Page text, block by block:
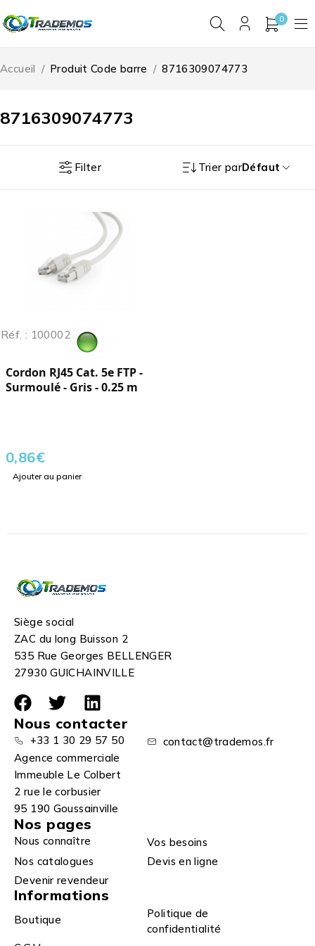
0
8716309074773
Accueil / Produit Code barre / 8716309074773
Filter Trier parDéfaut
Réf. : 100002
Cordon RJ45 Cat. 5e FTP -
Surmoulé - Gris - 0.25 m
0,86€
Ajouter au panier
Siège social
ZAC du long Buisson 2
535 Rue Georges BELLENGER
27930 GUICHAINVILLE
Nous contacter
+33 1 30 29 57 50
contact@trademos.fr
Agence commerciale
Immeuble Le Colbert
2 rue le corbusier
95 190 Goussainville
Nos pages
Nous connaître
Vos besoins
Nos catalogues
Devis en ligne
Devenir revendeur
Informations
Boutique
Politique de
confidentialité